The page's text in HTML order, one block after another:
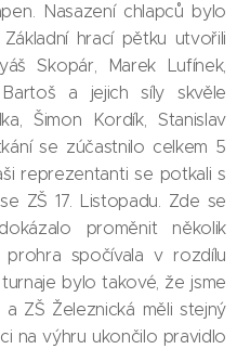
Nasazení chlapců bylo
hrací pětku utvořili
Skopár, Marek Lufínek,
a jejich síly skvěle
Šimon Kordík, Stanislav
se zúčastnilo celkem 5
reprezentanti se potkali s
ZŠ 17. Listopadu. Zde se
proměnit několik
prohra spočívala v rozdílu
bylo takové, že jsme
ZŠ Železnická měli stejný
na výhru ukončilo pravidlo